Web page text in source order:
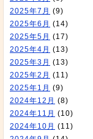
2025年7月 (9)
2025年6月 (14)
2025年5月 (17)
2025年4月 (13)
2025年3月 (13)
2025年2月 (11)
2025年1月 (9)
2024年12月 (8)
2024年11月 (10)
2024年10月 (11)